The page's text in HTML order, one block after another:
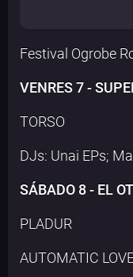
Festival Ogrobe
VENRES 7 -
TORSO
DJs: Unai EPs;
SÁBADO 8 - EL
PLADUR
AUTOMATIC